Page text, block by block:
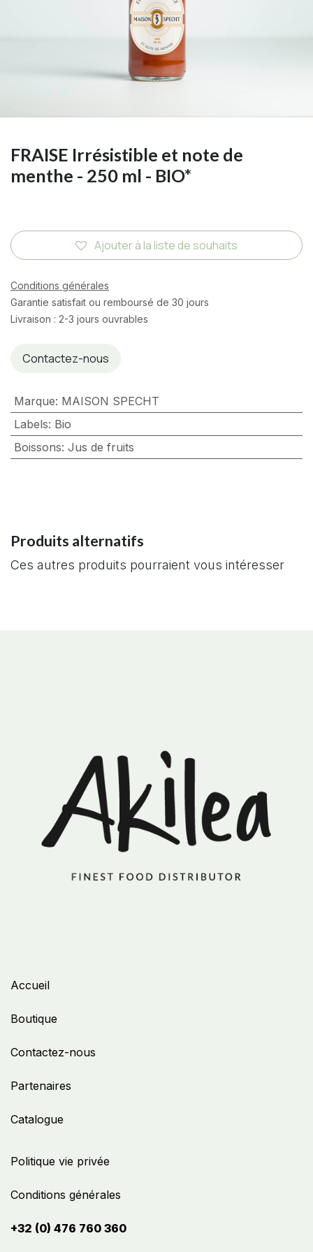
FRAISE Irrésistible et note de
menthe - 250 ml - BIO*
Ajouter à la liste de souhaits
Conditions générales
Garantie satisfait ou remboursé de 30 jours
Livraison : 2-3 jours ouvrables
Contactez-nous
Marque: MAISON SPECHT
Labels: Bio
Boissons: Jus de fruits
Produits alternatifs
Ces autres produits pourraient vous intéresser
Politique vie privée
Conditions générales
+32 (0) 476 760 360
Accueil
Boutique
Contactez-nous
Partenaires
Catalogue